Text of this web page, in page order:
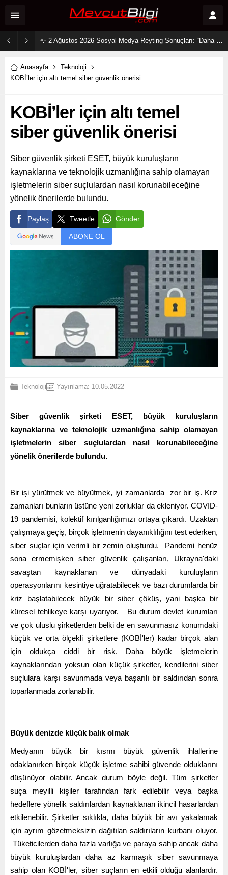
2 Ağustos 2026 Sosyal Medya Reyting Sonuçları: “Daha 17” Ekranlara Ambargo Koydu!
Anasayfa
Teknoloji
KOBİ’ler için altı temel siber güvenlik önerisi
KOBİ’ler için altı temel
siber güvenlik önerisi
Siber güvenlik şirketi ESET, büyük kuruluşların
kaynaklarına ve teknolojik uzmanlığına sahip olamayan
işletmelerin siber suçlulardan nasıl korunabileceğine
yönelik önerilerde bulundu.
Paylaş Tweetle Gönder
ABONE OL
Teknoloji Yayınlama: 10.05.2022
Siber güvenlik şirketi ESET, büyük kuruluşların
kaynaklarına ve teknolojik uzmanlığına sahip olamayan
işletmelerin siber suçlulardan nasıl korunabileceğine
yönelik önerilerde bulundu.
Bir işi yürütmek ve büyütmek, iyi zamanlarda zor bir iş. Kriz
zamanları bunların üstüne yeni zorluklar da ekleniyor. COVID-
19 pandemisi, kolektif kırılganlığımızı ortaya çıkardı. Uzaktan
çalışmaya geçiş, birçok işletmenin dayanıklılığını test ederken,
siber suçlar için verimli bir zemin oluşturdu. Pandemi henüz
sona ermemişken siber güvenlik çalışanları, Ukrayna'daki
savaştan kaynaklanan ve dünyadaki kuruluşların
operasyonlarını kesintiye uğratabilecek ve bazı durumlarda bir
kriz başlatabilecek büyük bir siber çöküş, yani başka bir
küresel tehlikeye karşı uyarıyor. Bu durum devlet kurumları
ve çok uluslu şirketlerden belki de en savunmasız konumdaki
küçük ve orta ölçekli şirketlere (KOBİ'ler) kadar birçok alan
için oldukça ciddi bir risk. Daha büyük işletmelerin
kaynaklarından yoksun olan küçük şirketler, kendilerini siber
suçlulara karşı savunmada veya başarılı bir saldırıdan sonra
toparlanmada zorlanabilir.
Büyük denizde küçük balık olmak
Medyanın büyük bir kısmı büyük güvenlik ihlallerine
odaklanırken birçok küçük işletme sahibi güvende olduklarını
düşünüyor olabilir. Ancak durum böyle değil. Tüm şirketler
suça meyilli kişiler tarafından fark edilebilir veya başka
hedeflere yönelik saldırılardan kaynaklanan ikincil hasarlardan
etkilenebilir. Şirketler sıklıkla, daha büyük bir avı yakalamak
için ayrım gözetmeksizin dağıtılan saldırıların kurbanı oluyor.
Tüketicilerden daha fazla varlığa ve paraya sahip ancak daha
büyük kuruluşlardan daha az karmaşık siber savunmaya
sahip olan KOBİ'ler, siber suçların en etkili olduğu alanlardır.